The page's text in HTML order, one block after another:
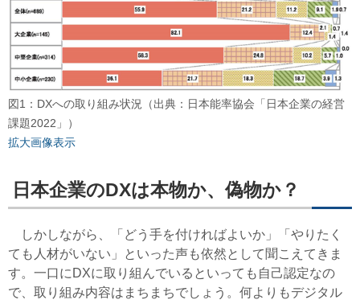
図1：DXへの取り組み状況（出典：日本能率協会「日本企業の経営
課題2022」）
拡大画像表示
日本企業のDXは本物か、偽物か？
しかしながら、「どう手を付ければよいか」「やりたく
ても人材がいない」といった声も依然として聞こえてきま
す。一口にDXに取り組んでいるといっても自己認定なの
で、取り組み内容はまちまちでしょう。何よりもデジタル